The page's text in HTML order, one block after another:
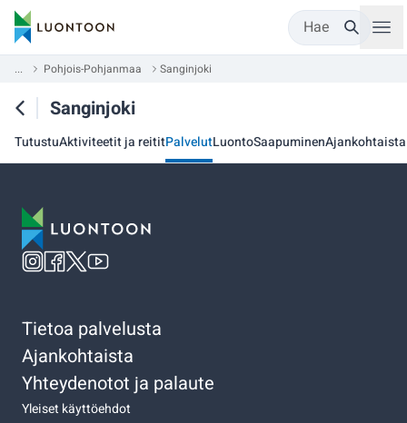
Hae
... Pohjois-Pohjanmaa Sanginjoki
Sanginjoki
TutustuAktiviteetit ja reititPalvelutLuontoSaapuminenAjankohtaista
Tietoa palvelusta
Ajankohtaista
Yhteydenotot ja palaute
Yleiset käyttöehdot